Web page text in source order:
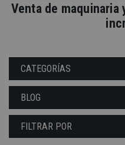
Venta de
CATEGORÍAS
BLOG
FILTRAR POR